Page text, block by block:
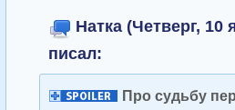
Натка (Четверг, 10
писал:
Про судьбу